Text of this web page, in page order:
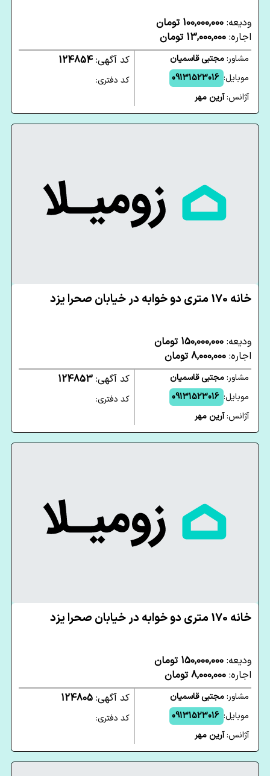
ودیعه: 100,000,000 تومان
اجاره: 13,000,000 تومان
مشاور:مجتبی قاسمیان
موبایل: 09131523016
آژانس:آرین مهر
کد آگهی: 124854
کد دفتری:
خانه 170 متری دو خوابه در خیابان صحرا یزد
ودیعه: 150,000,000 تومان
اجاره: 8,000,000 تومان
مشاور:مجتبی قاسمیان
موبایل: 09131523016
آژانس:آرین مهر
کد آگهی: 124853
کد دفتری:
خانه 170 متری دو خوابه در خیابان صحرا یزد
ودیعه: 150,000,000 تومان
اجاره: 8,000,000 تومان
مشاور:مجتبی قاسمیان
موبایل: 09131523016
آژانس:آرین مهر
کد آگهی: 124805
کد دفتری: